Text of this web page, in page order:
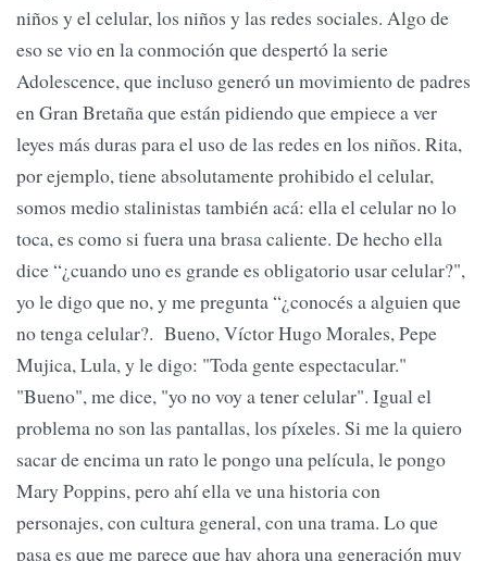
niños y el celular, los niños y las redes sociales. Algo de
eso se vio en la conmoción que despertó la serie
Adolescence, que incluso generó un movimiento de padres
en Gran Bretaña que están pidiendo que empiece a ver
leyes más duras para el uso de las redes en los niños. Rita,
por ejemplo, tiene absolutamente prohibido el celular,
somos medio stalinistas también acá: ella el celular no lo
toca, es como si fuera una brasa caliente. De hecho ella
dice “¿cuando uno es grande es obligatorio usar celular?",
yo le digo que no, y me pregunta “¿conocés a alguien que
no tenga celular?. Bueno, Víctor Hugo Morales, Pepe
Mujica, Lula, y le digo: "Toda gente espectacular."
"Bueno", me dice, "yo no voy a tener celular". Igual el
problema no son las pantallas, los píxeles. Si me la quiero
sacar de encima un rato le pongo una película, le pongo
Mary Poppins, pero ahí ella ve una historia con
personajes, con cultura general, con una trama. Lo que
pasa es que me parece que hay ahora una generación muy